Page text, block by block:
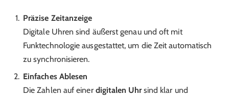
Präzise Zeitanzeige
Digitale Uhren sind äußerst genau und oft mit
Funktechnologie ausgestattet, um die Zeit automatisch
zu synchronisieren.
Einfaches Ablesen
Die Zahlen auf einer digitalen Uhrsind klar und